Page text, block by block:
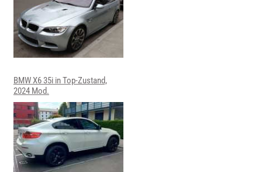
BMW X6 35i in Top-Zustand,
2024 Mod.